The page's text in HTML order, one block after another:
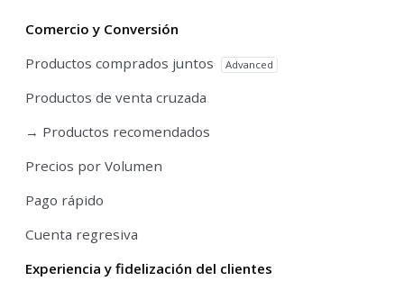
Comercio y Conversión
Productos comprados juntos
Advanced
Productos de venta cruzada
→ Productos recomendados
Precios por Volumen
Pago rápido
Cuenta regresiva
Experiencia y fidelización del clientes